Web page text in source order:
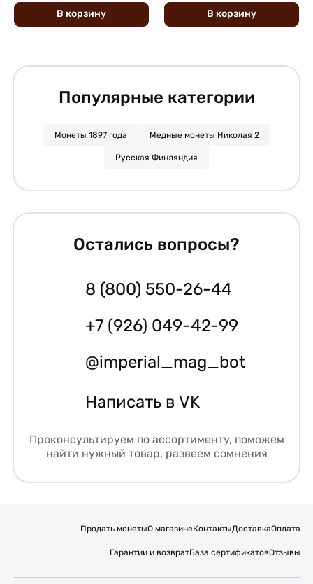
В корзину В корзину
Популярные категории
Монеты 1897 года Медные монеты Николая 2
Русская Финляндия
Остались вопросы?
8 (800) 550-26-44
+7 (926) 049-42-99
@imperial_mag_bot
Написать в VK
Проконсультируем по ассортименту, поможем
найти нужный товар, развеем сомнения
Продать монетыО магазинеКонтактыДоставкаОплата
Гарантии и возвратБаза сертификатовОтзывы